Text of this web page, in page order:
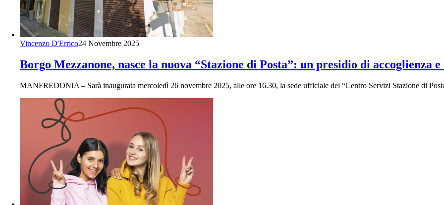
Vincenzo D'Errico24 Novembre 2025
Borgo Mezzanone, nasce la nuova “Stazione di Posta”: un presidio di accoglienza
MANFREDONIA – Sarà inaugurata mercoledì 26 novembre 2025, alle ore 16.30, la sede ufficiale del “Centro Servizi Stazione di